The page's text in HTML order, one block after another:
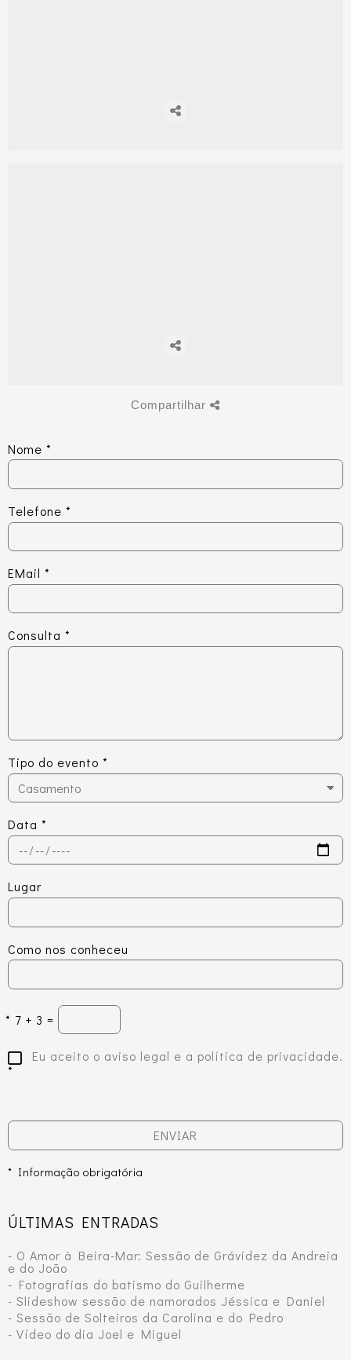
Compartilhar
Nome *
Telefone *
EMail *
Consulta *
Tipo do evento *
Data *
Lugar
Como nos conheceu
* 7 + 3 =
Eu aceito o aviso legal e a política de privacidade.
*
ENVIAR
* Informação obrigatória
ÚLTIMAS ENTRADAS
- O Amor à Beira-Mar: Sessão de Grávidez da Andreia
e do João
- Fotografias do batismo do Guilherme
- Slideshow sessão de namorados Jéssica e Daniel
- Sessão de Solteiros da Carolina e do Pedro
- Vídeo do dia Joel e Miguel